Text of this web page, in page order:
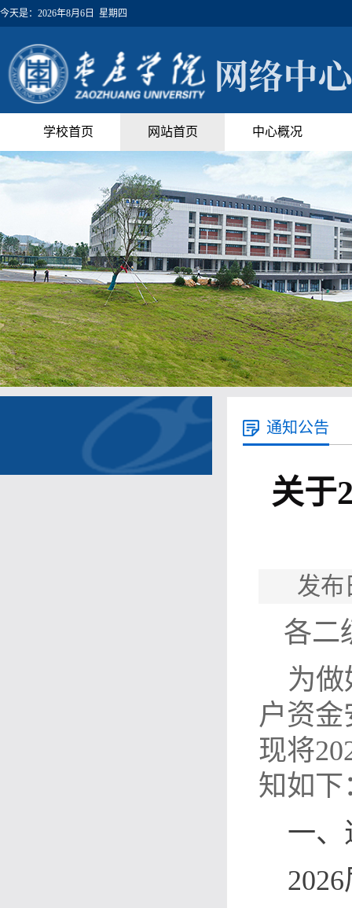
今天是： 2026年8月6日 星期四
学校首页 网站首页 中心概况
通知公告
关于
发
各二
为做
户资
现将
知如下
一、